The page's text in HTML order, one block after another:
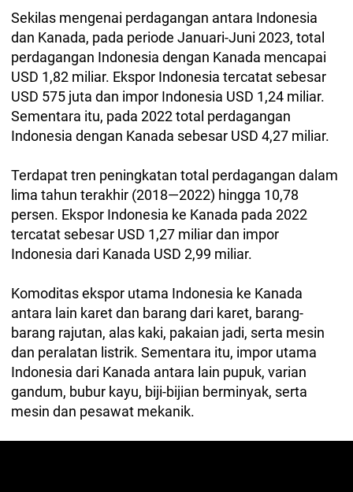
Sekilas mengenai perdagangan antara Indonesia
dan Kanada, pada periode Januari-Juni 2023, total
perdagangan Indonesia dengan Kanada mencapai
USD 1,82 miliar. Ekspor Indonesia tercatat sebesar
USD 575 juta dan impor Indonesia USD 1,24 miliar.
Sementara itu, pada 2022 total perdagangan
Indonesia dengan Kanada sebesar USD 4,27 miliar.
Terdapat tren peningkatan total perdagangan dalam
lima tahun terakhir (2018—2022) hingga 10,78
persen. Ekspor Indonesia ke Kanada pada 2022
tercatat sebesar USD 1,27 miliar dan impor
Indonesia dari Kanada USD 2,99 miliar.
Komoditas ekspor utama Indonesia ke Kanada
antara lain karet dan barang dari karet, barang-
barang rajutan, alas kaki, pakaian jadi, serta mesin
dan peralatan listrik. Sementara itu, impor utama
Indonesia dari Kanada antara lain pupuk, varian
gandum, bubur kayu, biji-bijian berminyak, serta
mesin dan pesawat mekanik.